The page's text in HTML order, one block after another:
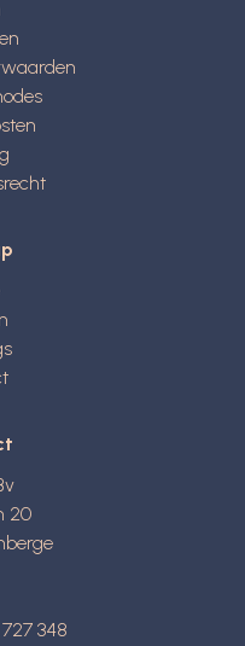
20
348